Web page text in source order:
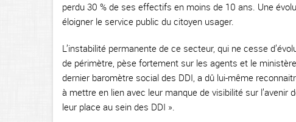
perdu 30 % de ses effectifs en moins de 10 ans. Une
éloigner le service public du citoyen usager.
L’instabilité permanente de ce secteur, qui ne cesse
de périmètre, pèse fortement sur les agents et le
dernier baromètre social des DDI, a dû lui-même
à mettre en lien avec leur manque de visibilité sur
leur place au sein des DDI ».